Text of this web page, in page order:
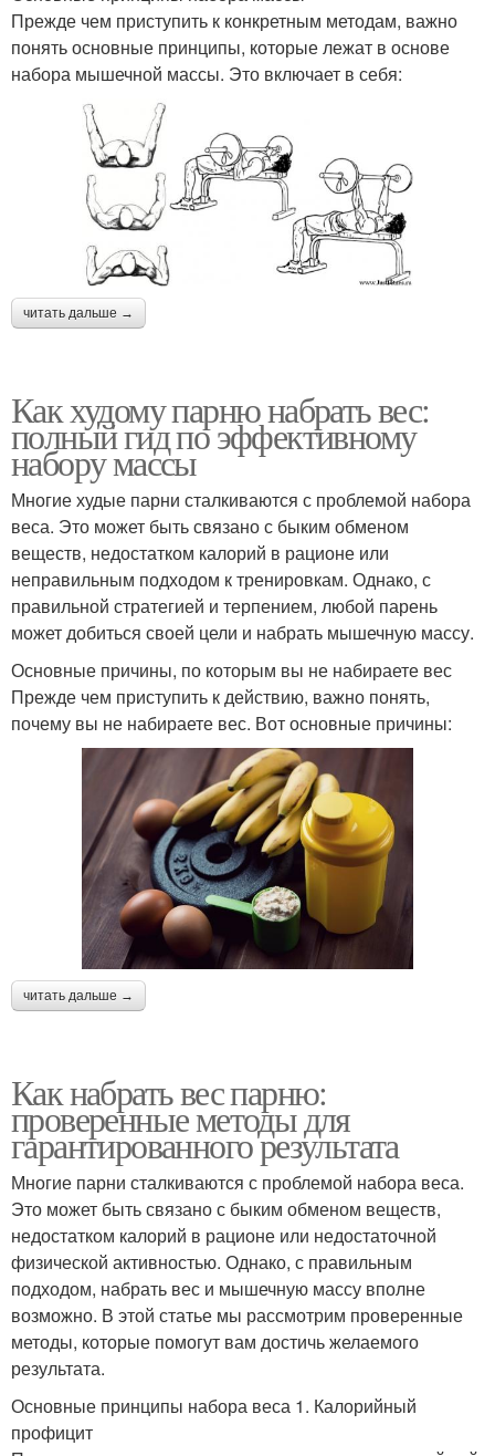
Прежде чем приступить к конкретным методам, важно
понять основные принципы, которые лежат в основе
набора мышечной массы. Это включает в себя:
читать дальше →
Как худому парню набрать вес:
полный гид по эффективному
набору массы
Многие худые парни сталкиваются с проблемой набора
веса. Это может быть связано с быким обменом
веществ, недостатком калорий в рационе или
неправильным подходом к тренировкам. Однако, с
правильной стратегией и терпением, любой парень
может добиться своей цели и набрать мышечную массу.
Основные причины, по которым вы не набираете вес
Прежде чем приступить к действию, важно понять,
почему вы не набираете вес. Вот основные причины:
читать дальше →
Как набрать вес парню:
проверенные методы для
гарантированного результата
Многие парни сталкиваются с проблемой набора веса.
Это может быть связано с быким обменом веществ,
недостатком калорий в рационе или недостаточной
физической активностью. Однако, с правильным
подходом, набрать вес и мышечную массу вполне
возможно. В этой статье мы рассмотрим проверенные
методы, которые помогут вам достичь желаемого
результата.
Основные принципы набора веса 1. Калорийный
профицит